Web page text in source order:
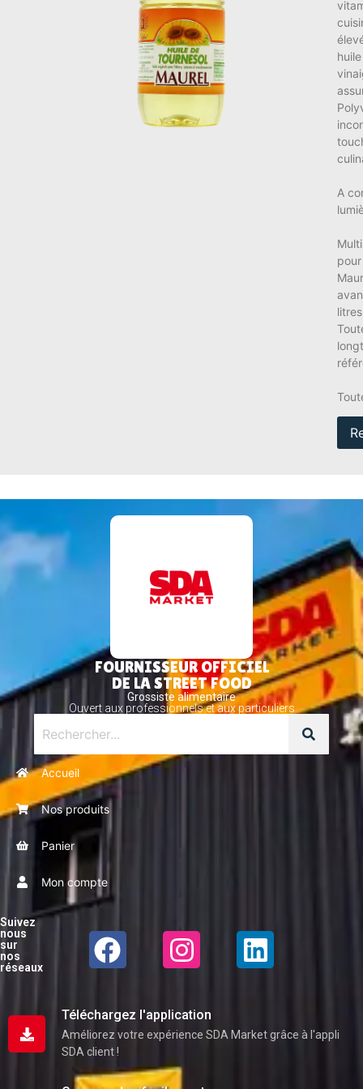
A
FOURNISSEUR OFFICIEL
DE LA STREET FOOD
Grossiste alimentaire
Ouvert aux professionnels et aux particuliers
Accueil
Nos produits
Panier
Mon compte
Téléchargez l'application
Améliorez votre expérience SDA Market grâce à l'appli
SDA client !
Suivez
nous
sur
nos
réseaux